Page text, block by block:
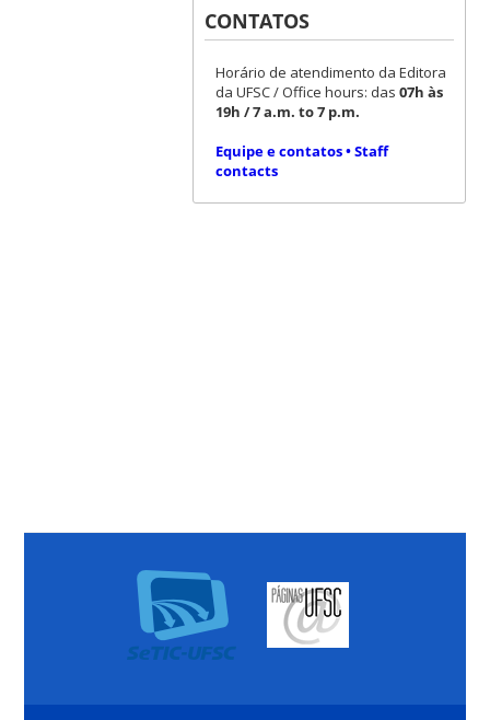
CONTATOS
Horário de atendimento da Editora
da UFSC / Office hours: das 07h às
19h / 7 a.m. to 7 p.m.
Equipe e contatos • Staff
contacts